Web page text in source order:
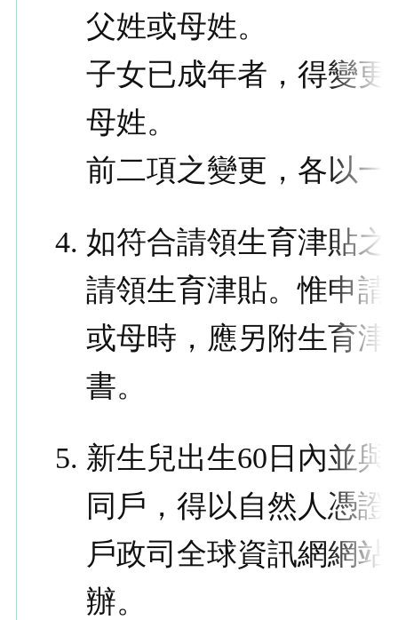
父姓或母姓。
子女已成年者，得變更
母姓。
前二項之變更，各以一
如符合請領生育津貼之
請領生育津貼。惟申請
或母時，應另附生育津
書。
新生兒出生60日內並
同戶，得以自然人憑
戶政司全球資訊網網站
辦。